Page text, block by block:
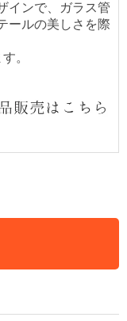
インで、ガラス管
ールの美しさを際
。